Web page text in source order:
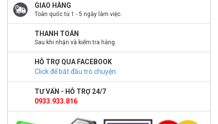
GIAO HÀNG
Toàn quốc từ 1 - 5 ngày làm việc.
THANH TOÁN
Sau khi nhận và kiểm tra hàng.
HỖ TRỢ QUA FACEBOOK
Click để bắt đầu trò chuyện.
TƯ VẤN - HỖ TRỢ 24/7
0933.933.816